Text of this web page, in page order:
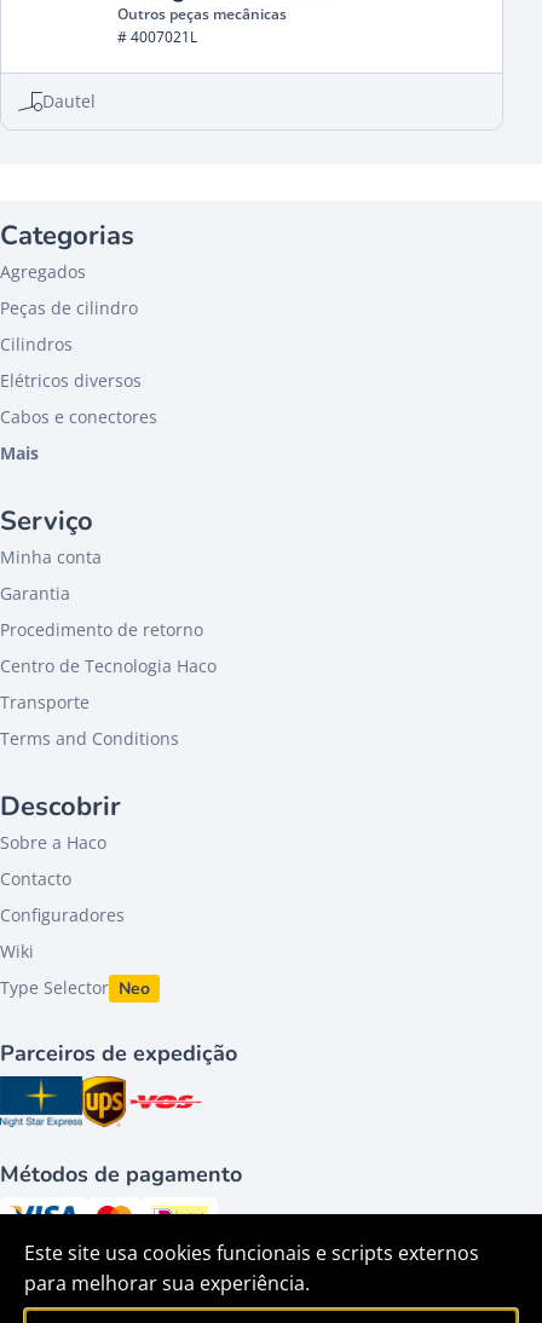
Este site usa cookies funcionais e scripts externos
para melhorar sua experiência.
Outros peças mecânicas
# 4007021L
Dautel
Categorias
Agregados
Peças de cilindro
Cilindros
Elétricos diversos
Cabos e conectores
Mais
Serviço
Minha conta
Garantia
Procedimento de retorno
Centro de Tecnologia Haco
Transporte
Terms and Conditions
Descobrir
Sobre a Haco
Contacto
Configuradores
Wiki
Type Selector Neo
Parceiros de expedição
Métodos de pagamento
Siga-nos em